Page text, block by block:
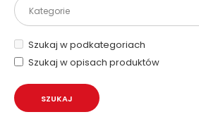
Szukaj w podkategoriach
Szukaj w opisach produktów